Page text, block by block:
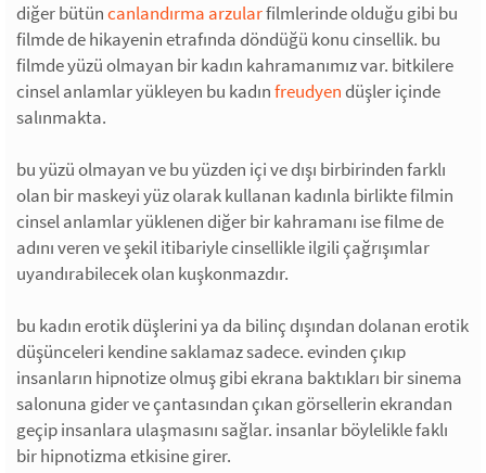
diğer bütüncanlandırma arzularfilmlerinde olduğu gibi bu
filmde de hikayenin etrafında döndüğü konu cinsellik. bu
filmde yüzü olmayan bir kadın kahramanımız var. bitkilere
cinsel anlamlar yükleyen bu kadınfreudyendüşler içinde
salınmakta.
bu yüzü olmayan ve bu yüzden içi ve dışı birbirinden farklı
olan bir maskeyi yüz olarak kullanan kadınla birlikte filmin
cinsel anlamlar yüklenen diğer bir kahramanı ise filme de
adını veren ve şekil itibariyle cinsellikle ilgili çağrışımlar
uyandırabilecek olan kuşkonmazdır.
bu kadın erotik düşlerini ya da bilinç dışından dolanan erotik
düşünceleri kendine saklamaz sadece. evinden çıkıp
insanların hipnotize olmuş gibi ekrana baktıkları bir sinema
salonuna gider ve çantasından çıkan görsellerin ekrandan
geçip insanlara ulaşmasını sağlar. insanlar böylelikle faklı
bir hipnotizma etkisine girer.